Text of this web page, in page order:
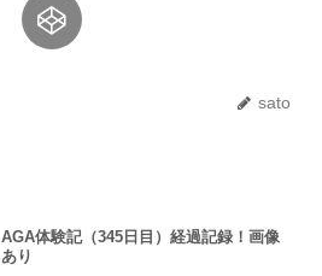
sato
AGA体験記（345日目）経過記録！画像
あり